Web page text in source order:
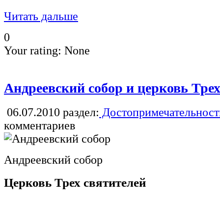
Читать дальше
0
Your rating: None
Андреевский собор и церковь
06.07.2010 раздел:
комментариев
Андреевский собор
Церковь Трех святителей